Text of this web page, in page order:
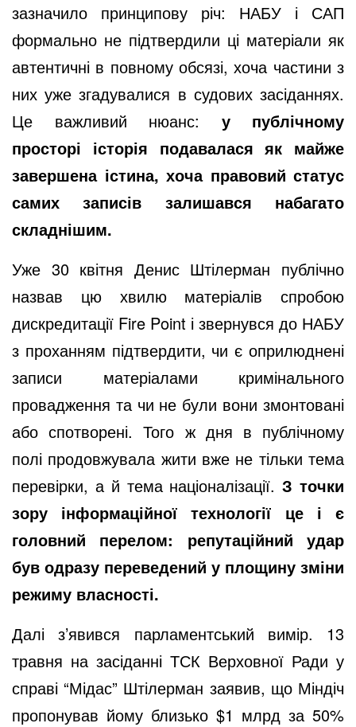
зазначило принципову річ: НАБУ і САП
формально не підтвердили ці матеріали як
автентичні в повному обсязі, хоча частини з
них уже згадувалися в судових засіданнях.
Це важливий нюанс: у публічному
просторі історія подавалася як майже
завершена істина, хоча правовий статус
самих записів залишався набагато
складнішим.
Уже 30 квітня Денис Штілерман публічно
назвав цю хвилю матеріалів спробою
дискредитації Fire Point і звернувся до НАБУ
з проханням підтвердити, чи є оприлюднені
записи матеріалами кримінального
провадження та чи не були вони змонтовані
або спотворені. Того ж дня в публічному
полі продовжувала жити вже не тільки тема
перевірки, а й тема націоналізації.З точки
зору інформаційної технології це і є
головний перелом: репутаційний удар
був одразу переведений у площину зміни
режиму власності.
Далі з’явився парламентський вимір. 13
травня на засіданні ТСК Верховної Ради у
справі “Мідас” Штілерман заявив, що Міндіч
пропонував йому близько $1 млрд за 50%